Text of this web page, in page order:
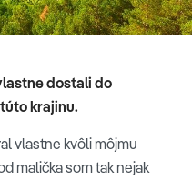
dostali do
krajinu.
vlastne kvôli môjmu
malička som tak nejak